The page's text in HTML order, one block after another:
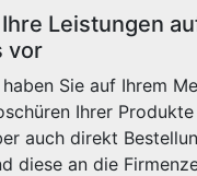
Leistungen
vor
Sie auf Ihrem
Ihrer
auch direkt
diese an die